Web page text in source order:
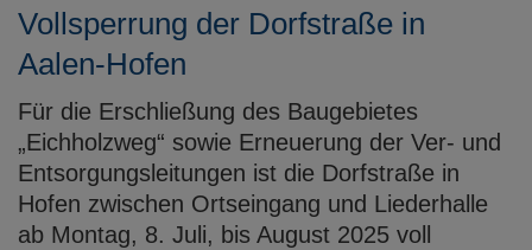
Vollsperrung der Dorfstraße in
Aalen-Hofen
Für die Erschließung des Baugebietes
„Eichholzweg“ sowie Erneuerung der Ver- und
Entsorgungsleitungen ist die Dorfstraße in
Hofen zwischen Ortseingang und Liederhalle
ab Montag, 8. Juli, bis August 2025 voll